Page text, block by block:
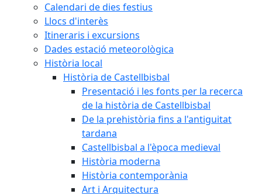
Calendari de dies festius
Llocs d'interès
Itineraris i excursions
Dades estació meteorològica
Història local
Història de Castellbisbal
Presentació i les fonts per la recerca
de la història de Castellbisbal
De la prehistòria fins a l'antiguitat
tardana
Castellbisbal a l'època medieval
Història moderna
Història contemporània
Art i Arquitectura